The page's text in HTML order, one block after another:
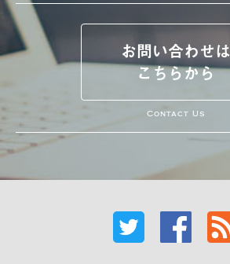
お問い合わせは
こちらから
Contact Us